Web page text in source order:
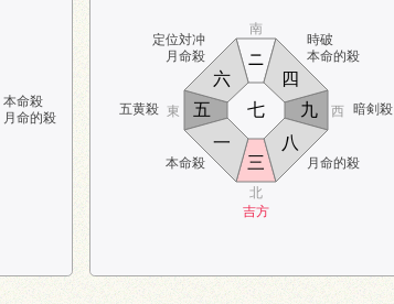
本命殺
月命的殺
定位対冲
月命殺
時破
本命的殺
五黄殺 暗剣殺
本命殺
吉方
月命的殺
南
北
東 西
三
四
五
六
七
八
九
一
ニ